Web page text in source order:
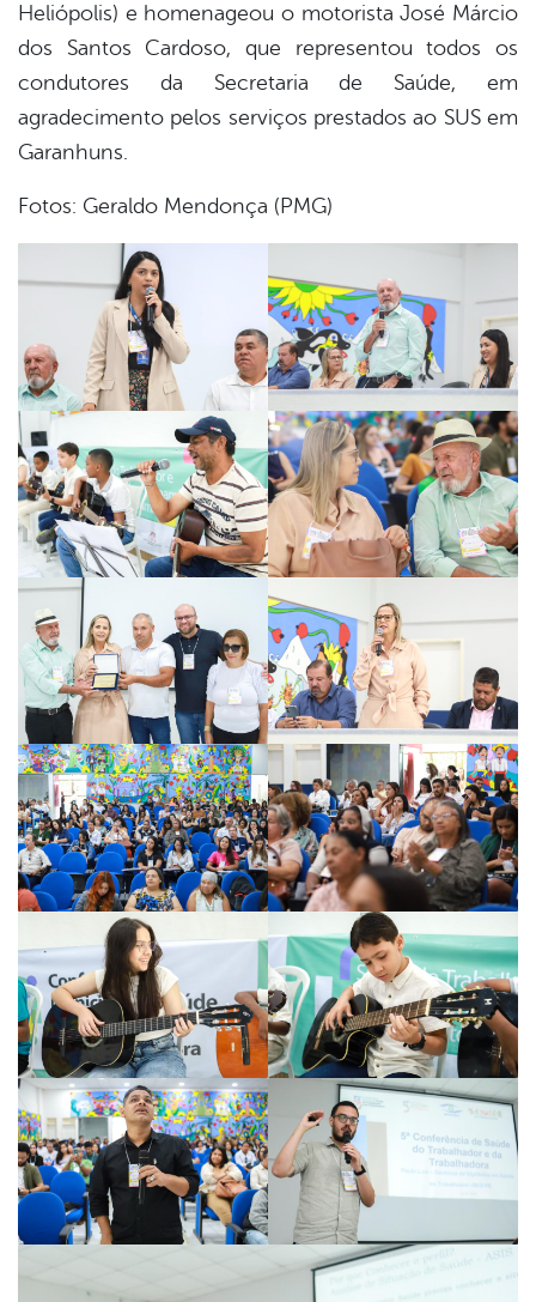
Heliópolis) e homenageou o motorista José Márcio
dos Santos Cardoso, que representou todos os
condutores da Secretaria de Saúde, em
agradecimento pelos serviços prestados ao SUS em
Garanhuns.
Fotos: Geraldo Mendonça (PMG)